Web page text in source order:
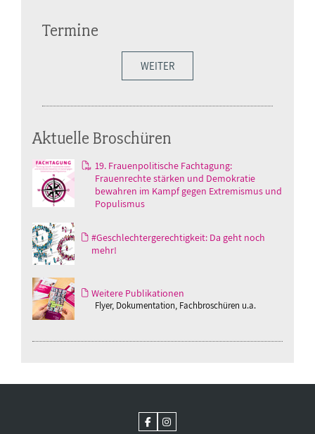
Termine
WEITER
Aktuelle Broschüren
19. Frauenpolitische Fachtagung:
Frauenrechte stärken und Demokratie
bewahren im Kampf gegen Extremismus und
Populismus
#Geschlechtergerechtigkeit: Da geht noch
mehr!
Weitere Publikationen
Flyer, Dokumentation, Fachbroschüren u.a.